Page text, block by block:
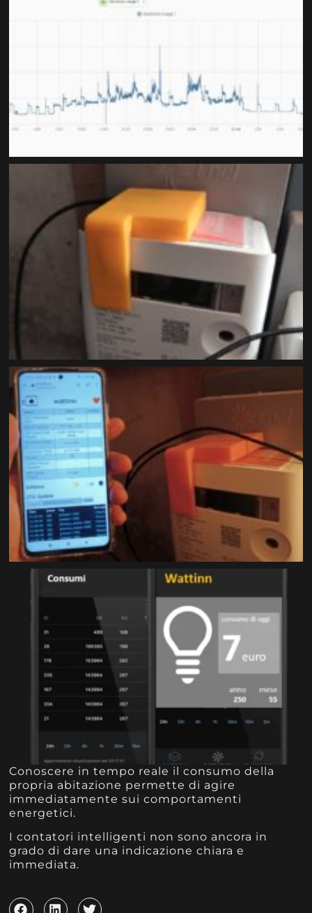
Conoscere in tempo reale il consumo della
propria abitazione permette di agire
immediatamente sui comportamenti
energetici.
I contatori intelligenti non sono ancora in
grado di dare una indicazione chiara e
immediata.